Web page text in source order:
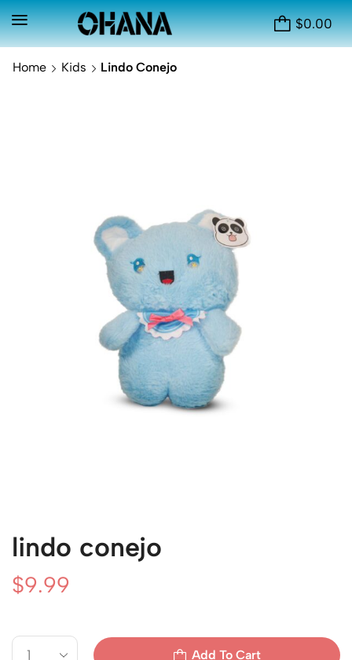
$0.00
Home Kids Lindo Conejo
lindo conejo
$9.99
Add To Cart